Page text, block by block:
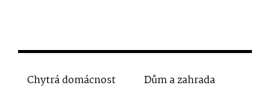
Chytrá domácnost
Dům a zahrada